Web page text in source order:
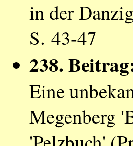
in der
S. 43-47
238.
Eine
Megenberg